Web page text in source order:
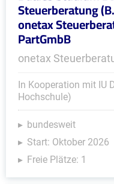
Steuerberatung
onetax
PartGmbB
onetax
In Kooperation mit IU
Hochschule)
bundesweit
Start: Oktober 2026
Freie Plätze: 1